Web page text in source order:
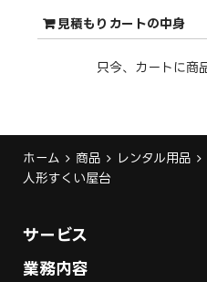
見積もりカートの中身
只今、カートに商
ホーム 商品 レンタル用品
⼈形すくい屋台
サービス
ステージ施工プラン
業務内容